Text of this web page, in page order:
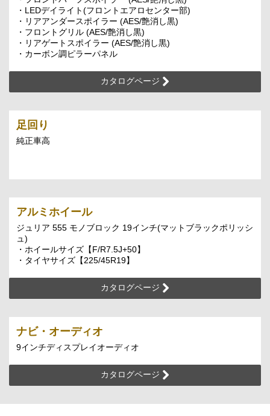
・LEDデイライト(フロントエアロセンター部)
・リアアンダースポイラー (AES/艶消し黒)
・フロントグリル (AES/艶消し黒)
・リアゲートスポイラー (AES/艶消し黒)
・カーボン調ピラーパネル
カタログページ
足回り
純正車高
アルミホイール
ジュリア 555 モノブロック 19インチ(マットブラックポリッシ
ュ)
・ホイールサイズ【F/R7.5J+50】
・タイヤサイズ【225/45R19】
カタログページ
ナビ・オーディオ
9インチディスプレイオーディオ
カタログページ